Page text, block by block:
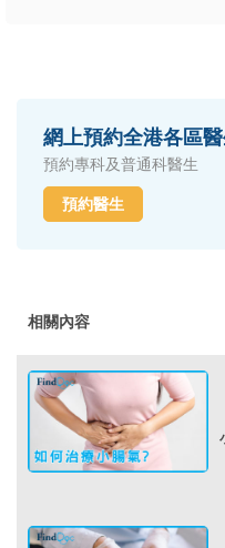
網上預約全港各區
預約專科及普通科醫生
預約醫生
相關內容